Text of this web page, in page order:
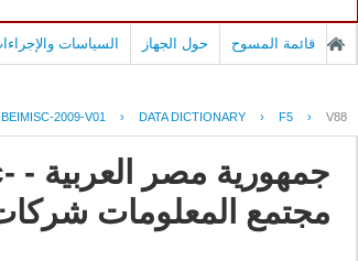
قائمة المسوح حول الجهاز السياسات
2009-V01 › DATA DICTIONARY › F5 › V88
مجتمع المعلومات شركات